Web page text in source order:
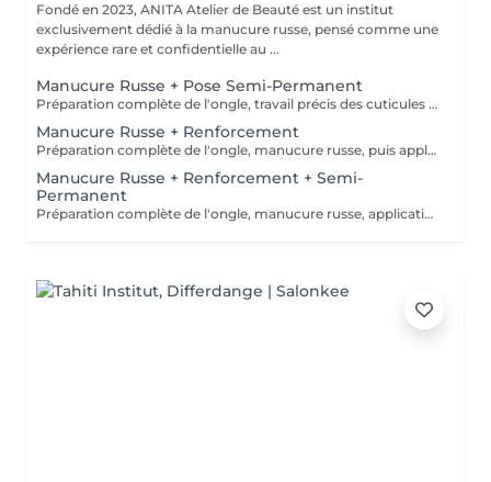
Fondé en 2023, ANITA Atelier de Beauté est un institut
exclusivement dédié à la manucure russe, pensé comme une
expérience rare et confidentielle au ...
Manucure Russe + Pose Semi-Permanent
Préparation complète de l'ongle, travail précis des cuticules en manucure russe, puis pose d'une base, du vernis semi-permanent et d'un top coat pour un résultat net, brillant et longue tenue.
Manucure Russe + Renforcement
Préparation complète de l'ongle, manucure russe, puis application d'un renfort avec base teintée couleur naturelle pour solidifier la plaque, unifier l'ongle et améliorer la tenue.
Manucure Russe + Renforcement + Semi-
Permanent
Préparation complète de l'ongle, manucure russe, application d'un renfort avec base teintée naturelle, puis pose du vernis semi-permanent et du top coat pour une finition nette et durable.